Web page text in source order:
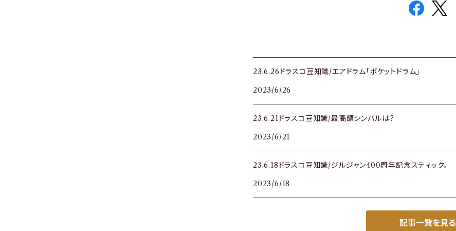
23.6.26ドラスコ豆知識/エアドラム「ポケットドラム」
2023/6/26
23.6.21ドラスコ豆知識/最高額シンバルは？
2023/6/21
23.6.18ドラスコ豆知識/ジルジャン400周年記念スティック。
2023/6/18
記事一覧を見る